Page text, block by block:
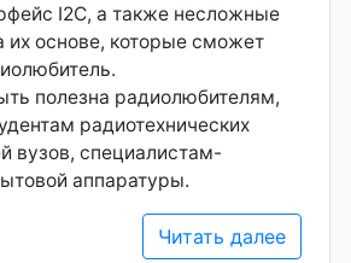
I2С, а также несложные
их основе, которые сможет
полезна радиолюбителям,
радиотехнических
вузов, специалистам-
аппаратуры.
Читать далее